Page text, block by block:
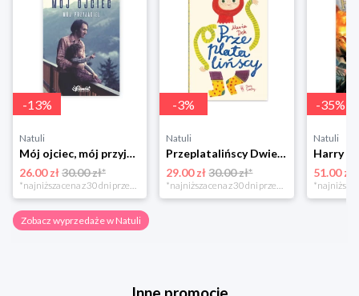
-13%
Natuli
Mój ojciec, mój przyjaciel Element
26.00 zł30.00 zł*
*najniższa cena z 30 dni przed obniżką
-3%
Natuli
Przeplatalińscy Dwie siostry
29.00 zł 30.00 zł*
*najniższa cena z 30 dni przed obniżką
-35%
Natuli
51.00 zł
Zobacz wyprzedaże w Natuli